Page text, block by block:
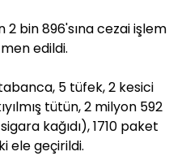
bin 896'sına cezai işlem
edildi.
5 tüfek, 2 kesici
tütün, 2 milyon 592
kağıdı), 1710 paket
ele geçirildi.